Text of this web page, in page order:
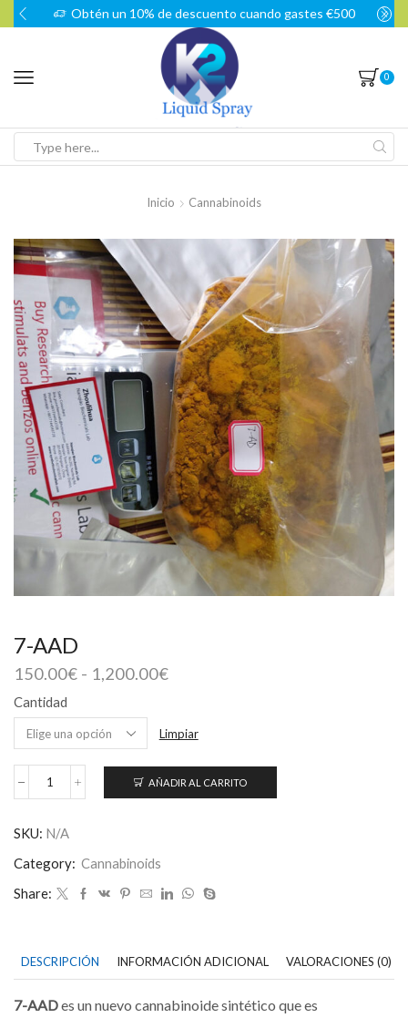
Obtén un 10% de descuento cuando gastes €500
0
Inicio Cannabinoids
7-AAD
150.00€ - 1,200.00€Rango
desde
hasta
1,200.00€
Cantidad
Limpiar
7-
cantidad
AÑADIR AL CARRITO
SKU: N/A
Category: Cannabinoids
Share:
DESCRIPCIÓN INFORMACIÓN ADICIONAL VALORACIONES (0)
7-AADes un nuevo cannabinoide sintético que es